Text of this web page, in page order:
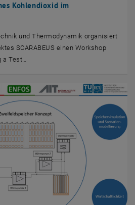
Kohlendioxid im
und Thermodynamik organisiert
SCARABEUS einen Workshop
a Test…